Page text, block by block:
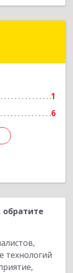
1
6
Подробнее
технологий